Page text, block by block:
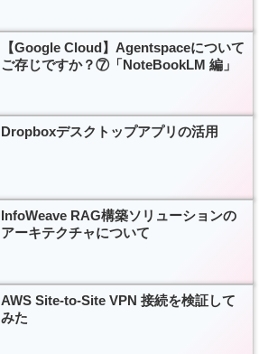
【Google Cloud】Agentspaceについて
ご存じですか？⑦「NoteBookLM 編」
Dropboxデスクトップアプリの活用
InfoWeave RAG構築ソリューションの
アーキテクチャについて
AWS Site-to-Site VPN 接続を検証して
みた